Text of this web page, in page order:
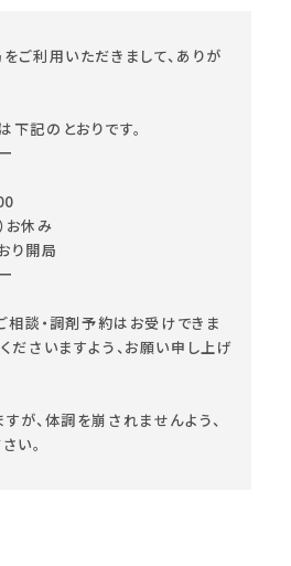
ご利用いただきまして、ありが
記のとおりです。
お休み
り開局
相談・調剤予約はお受けできま
ださいますよう、お願い申し上げ
が、体調を崩されませんよう、
い。